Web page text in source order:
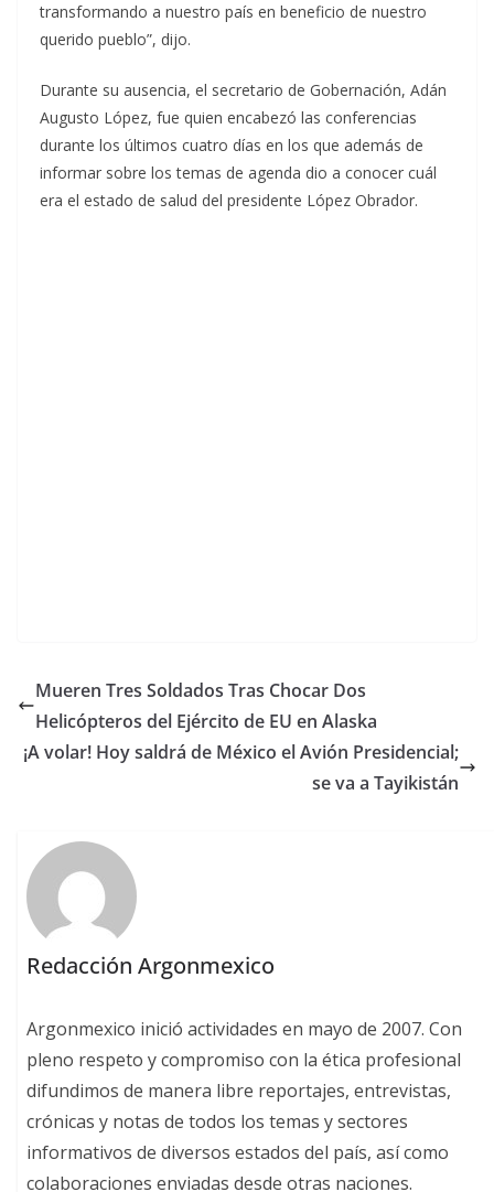
transformando a nuestro país en beneficio de nuestro
querido pueblo”, dijo.
Durante su ausencia, el secretario de Gobernación, Adán
Augusto López, fue quien encabezó las conferencias
durante los últimos cuatro días en los que además de
informar sobre los temas de agenda dio a conocer cuál
era el estado de salud del presidente López Obrador.
Mueren Tres Soldados Tras Chocar Dos
Helicópteros del Ejército de EU en Alaska
¡A volar! Hoy saldrá de México el Avión Presidencial;
se va a Tayikistán
Redacción Argonmexico
Argonmexico inició actividades en mayo de 2007. Con
pleno respeto y compromiso con la ética profesional
difundimos de manera libre reportajes, entrevistas,
crónicas y notas de todos los temas y sectores
informativos de diversos estados del país, así como
colaboraciones enviadas desde otras naciones.